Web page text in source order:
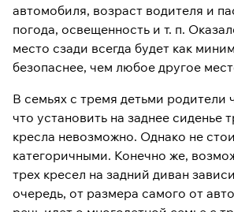
автомобиля, возраст водителя и
погода, освещенность и т. п.
место сзади всегда будет как
безопаснее, чем любое другое
В семьях с тремя детьми родители
что установить на заднее сиденье
кресла невозможно. Однако не
категоричными. Конечно же,
трех кресел на задний диван
очередь, от размера самого от